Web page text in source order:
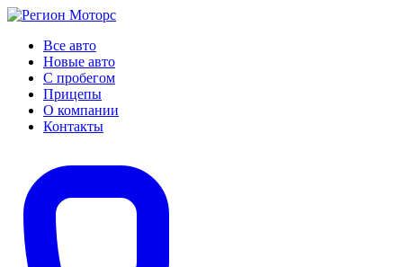
Все авто
Новые авто
С пробегом
Прицепы
О компании
Контакты